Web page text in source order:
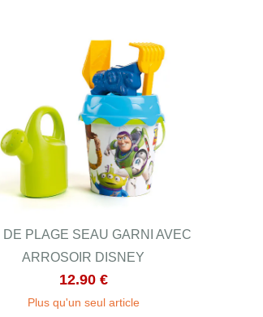
DE PLAGE SEAU GARNI AVEC
ARROSOIR DISNEY
12.90 €
Plus qu'un seul article